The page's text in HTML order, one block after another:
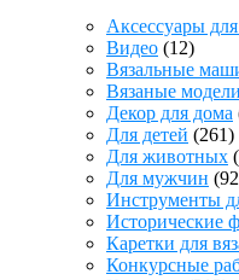
Аксессуары
Видео (12)
Вязальные
Вязаные модели
Декор для дома
Для детей (261)
Для животных
Для мужчин
Инструменты
Исторические
Каретки для
Конкурсные